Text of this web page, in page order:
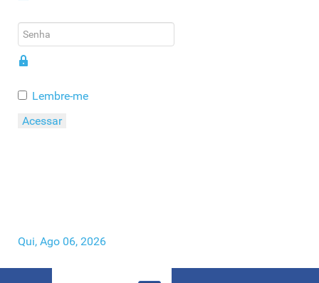
Lembre-me
Acessar
Qui, Ago 06, 2026